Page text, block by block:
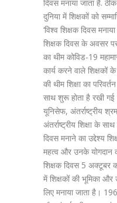
दिवस मनाया जाता है.
दुनिया में शिक्षकों को
‘विश्व शिक्षक दिवस
शिक्षक दिवस के अवसर
का थीम कोविड-19
कार्य करने वाले शिक्षकों
की थीम शिक्षा का
साथ शुरू होता है रखी गई
यूनिसेफ, अंतर्राष्ट्रीय
अंतर्राष्ट्रीय शिक्षा के
दिवस मनाने का उद्देश्य
महत्व और उनके योगदान
शिक्षक दिवस 5 अक्टूबर
में शिक्षकों की भूमिका और
लिए मनाया जाता है।